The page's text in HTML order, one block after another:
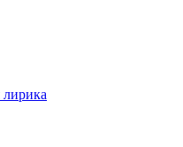
лирика